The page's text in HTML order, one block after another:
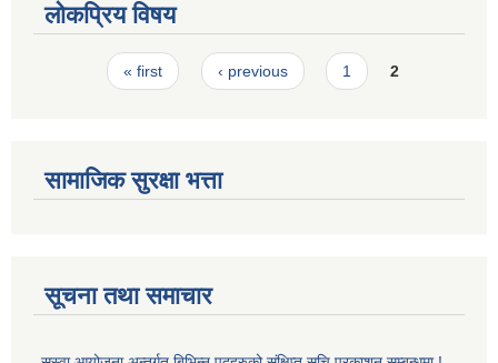
लोकप्रिय विषय
Pages« first ‹ previous 1 2
सामाजिक सुरक्षा भत्ता
सूचना तथा समाचार